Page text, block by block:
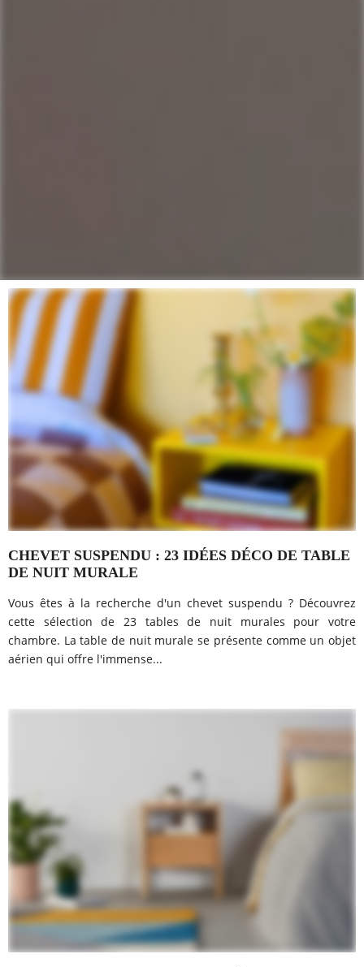
CHEVET SUSPENDU : 23 IDÉES DÉCO DE TABLE
DE NUIT MURALE
Vous êtes à la recherche d'un chevet suspendu ? Découvrez
cette sélection de 23 tables de nuit murales pour votre
chambre. La table de nuit murale se présente comme un objet
aérien qui offre l'immense...